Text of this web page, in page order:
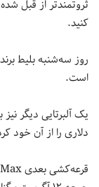
ثروتمندتر از قبل
کنید.
روز سه‌شنبه بلیط
است.
دلاری را از آن خود